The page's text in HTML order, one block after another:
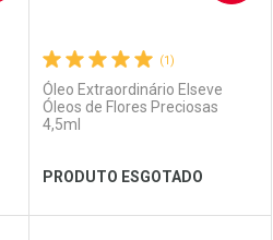
Ver Desconto Convênio
(1)
Óleo Extraordinário Elseve
Óleos de Flores Preciosas
4,5ml
PRODUTO ESGOTADO